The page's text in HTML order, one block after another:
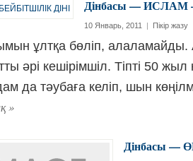
Дінбасы — ИСЛАМ
10 Январь, 2011 | Пікір жазу
ұлтқа бөліп,
әрі кешірімшіл. Тіпті 50 жыл
да тәубаға келіп, шын
»
Дінбасы —